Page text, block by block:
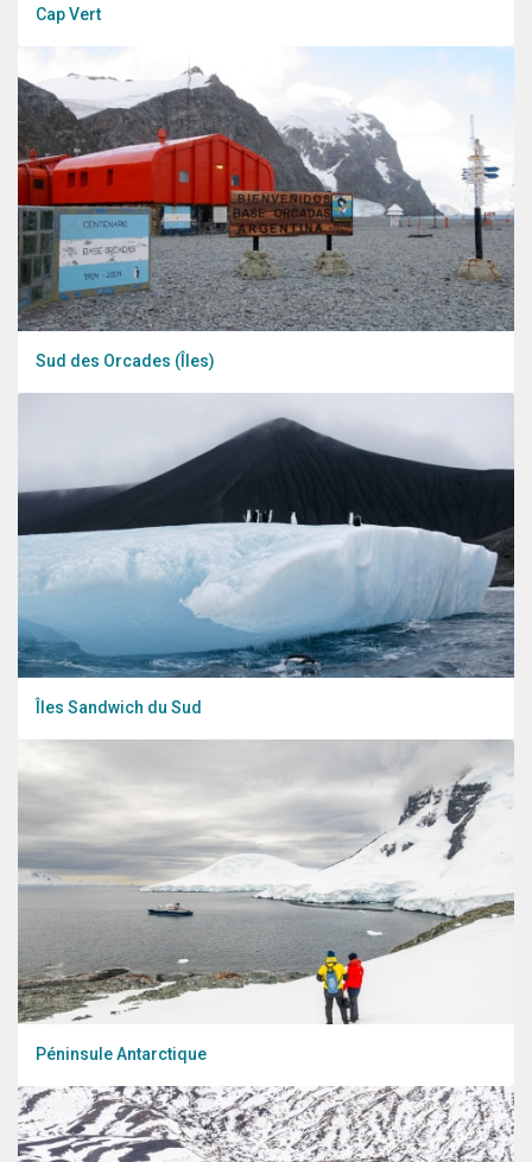
Cap Vert
Sud des Orcades (Îles)
Îles Sandwich du Sud
Péninsule Antarctique